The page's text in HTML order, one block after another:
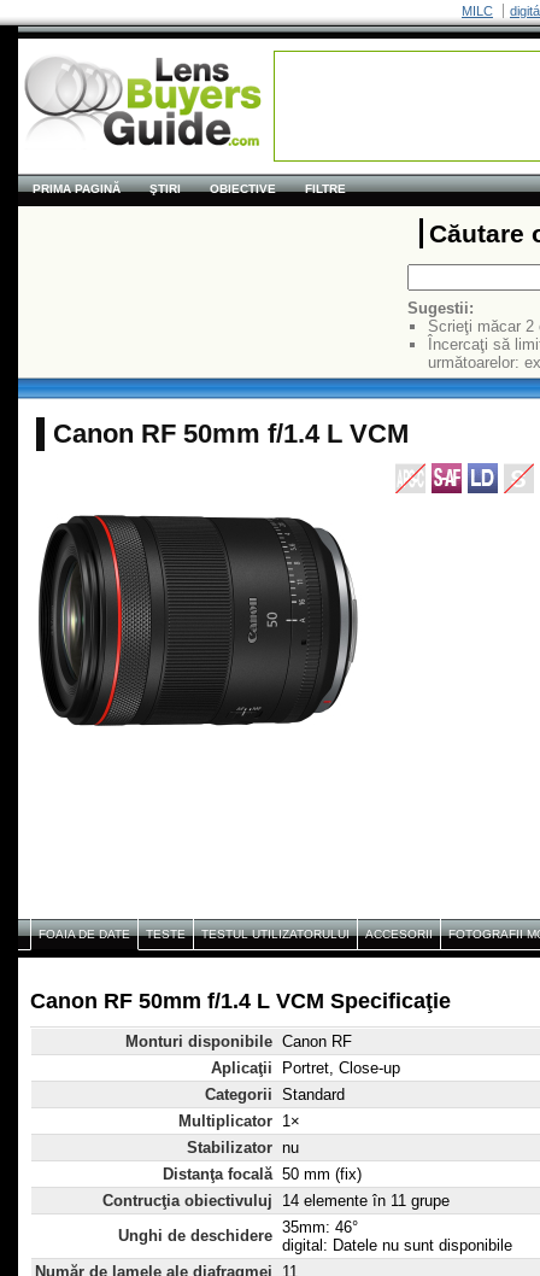
MILC
PRIMA PAGINĂ ŞTIRI OBIECTIVE FILTRE
Căutare
Sugestii:
Scrieţi măcar 2
Încercaţi să
următoarelor:
Canon RF 50mm f/1.4 L VCM
FOAIA DE DATE TESTE TESTUL UTILIZATORULUI ACCESORII FOTOGRAFII
Canon RF 50mm f/1.4 L VCM Specificaţie
Monturi disponibile Canon RF
Aplicaţii
Portret, Close-up
Categorii Standard
Multiplicator 1×
Stabilizator nu
Distanţa focală 50 mm (fix)
Contrucţia obiectivuluj
14 elemente în 11 grupe
Unghi de deschidere 35mm: 46°
digital: Datele nu sunt disponibile
Număr de lamele ale diafragmei
11